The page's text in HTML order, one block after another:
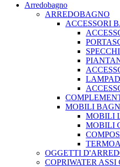
Arredobagno
ARREDOBAGNO
ACCESSORI
SPECCHI
MOBILI
MOBILI
MOBILI
OGGETTI
COPRIWATER